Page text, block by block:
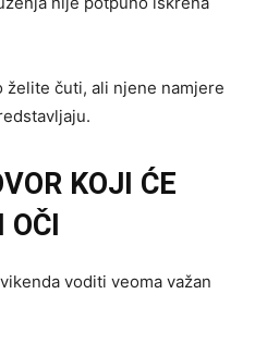
želite čuti, ali njene namjere
KOJI ĆE
OČI
voditi veoma važan